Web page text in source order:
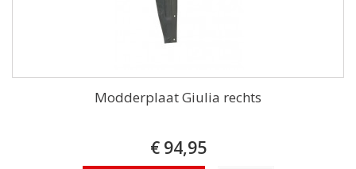
Modderplaat Giulia rechts
€ 94,95